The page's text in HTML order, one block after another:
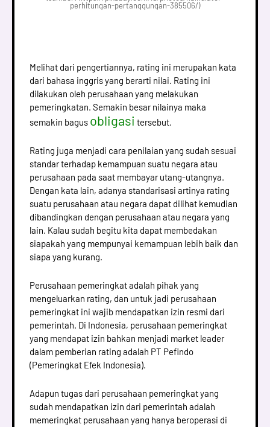
perhitungan-pertanggungan-385506/)
Melihat dari pengertiannya, rating ini merupakan kata
dari bahasa inggris yang berarti nilai. Rating ini
dilakukan oleh perusahaan yang melakukan
pemeringkatan. Semakin besar nilainya maka
semakin bagus obligasi tersebut.
Rating juga menjadi cara penilaian yang sudah sesuai
standar terhadap kemampuan suatu negara atau
perusahaan pada saat membayar utang-utangnya.
Dengan kata lain, adanya standarisasi artinya rating
suatu perusahaan atau negara dapat dilihat kemudian
dibandingkan dengan perusahaan atau negara yang
lain. Kalau sudah begitu kita dapat membedakan
siapakah yang mempunyai kemampuan lebih baik dan
siapa yang kurang.
Perusahaan pemeringkat adalah pihak yang
mengeluarkan rating, dan untuk jadi perusahaan
pemeringkat ini wajib mendapatkan izin resmi dari
pemerintah. Di Indonesia, perusahaan pemeringkat
yang mendapat izin bahkan menjadi market leader
dalam pemberian rating adalah PT Pefindo
(Pemeringkat Efek Indonesia).
Adapun tugas dari perusahaan pemeringkat yang
sudah mendapatkan izin dari pemerintah adalah
memeringkat perusahaan yang hanya beroperasi di